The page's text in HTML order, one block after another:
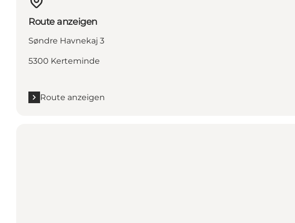
Route anzeigen
Søndre Havnekaj 3
5300 Kerteminde
Route anzeigen